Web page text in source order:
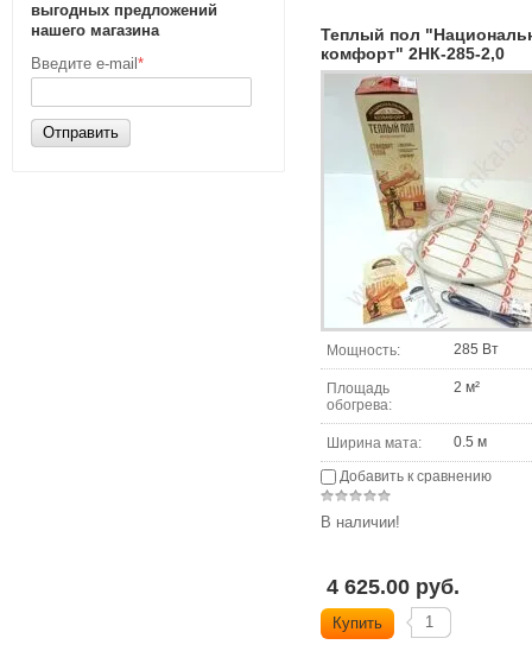
выгодных предложений
нашего магазина
Введите e-mail *
Отправить
Теплый пол
комфорт" 2НК-285-2,0
Мощность: 285 Вт
Площадь
обогрева:
2 м²
Ширина мата: 0.5 м
Добавить к сравнению
В наличии!
4 625.00 руб.
Купить